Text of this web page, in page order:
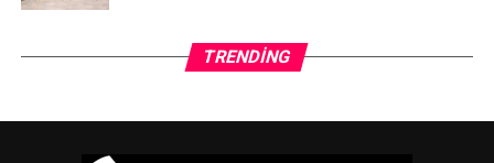
TRENDING